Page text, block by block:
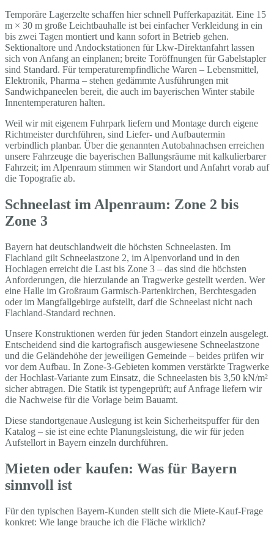
Temporäre Lagerzelte schaffen hier schnell Pufferkapazität. Eine 15
m × 30 m große Leichtbauhalle ist bei einfacher Verkleidung in ein
bis zwei Tagen montiert und kann sofort in Betrieb gehen.
Sektionaltore und Andockstationen für Lkw-Direktanfahrt lassen
sich von Anfang an einplanen; breite Toröffnungen für Gabelstapler
sind Standard. Für temperaturempfindliche Waren – Lebensmittel,
Elektronik, Pharma – stehen gedämmte Ausführungen mit
Sandwichpaneelen bereit, die auch im bayerischen Winter stabile
Innentemperaturen halten.
Weil wir mit eigenem Fuhrpark liefern und Montage durch eigene
Richtmeister durchführen, sind Liefer- und Aufbautermin
verbindlich planbar. Über die genannten Autobahnachsen erreichen
unsere Fahrzeuge die bayerischen Ballungsräume mit kalkulierbarer
Fahrzeit; im Alpenraum stimmen wir Standort und Anfahrt vorab auf
die Topografie ab.
Schneelast im Alpenraum: Zone 2 bis
Zone 3
Bayern hat deutschlandweit die höchsten Schneelasten. Im
Flachland gilt Schneelastzone 2, im Alpenvorland und in den
Hochlagen erreicht die Last bis Zone 3 – das sind die höchsten
Anforderungen, die hierzulande an Tragwerke gestellt werden. Wer
eine Halle im Großraum Garmisch-Partenkirchen, Berchtesgaden
oder im Mangfallgebirge aufstellt, darf die Schneelast nicht nach
Flachland-Standard rechnen.
Unsere Konstruktionen werden für jeden Standort einzeln ausgelegt.
Entscheidend sind die kartografisch ausgewiesene Schneelastzone
und die Geländehöhe der jeweiligen Gemeinde – beides prüfen wir
vor dem Aufbau. In Zone-3-Gebieten kommen verstärkte Tragwerke
der Hochlast-Variante zum Einsatz, die Schneelasten bis 3,50 kN/m²
sicher abtragen. Die Statik ist typengeprüft; auf Anfrage liefern wir
die Nachweise für die Vorlage beim Bauamt.
Diese standortgenaue Auslegung ist kein Sicherheitspuffer für den
Katalog – sie ist eine echte Planungsleistung, die wir für jeden
Aufstellort in Bayern einzeln durchführen.
Mieten oder kaufen: Was für Bayern
sinnvoll ist
Für den typischen Bayern-Kunden stellt sich die Miete-Kauf-Frage
konkret: Wie lange brauche ich die Fläche wirklich?